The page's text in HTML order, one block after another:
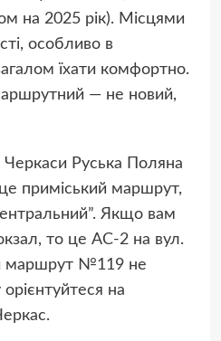
на 2025 рік). Місцями
особливо в
їхати комфортно.
— не новий,
Черкаси Руська Поляна
приміський маршрут,
Якщо вам
то це АС-2 на вул.
маршрут №119 не
на